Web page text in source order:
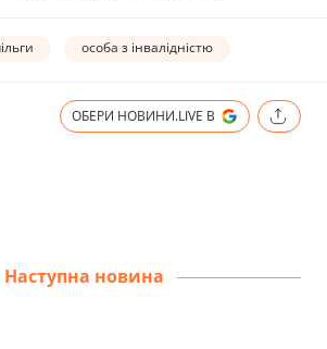
особа з інвалідністю
ОБЕРИ НОВИНИ.LIVE В
Наступна новина